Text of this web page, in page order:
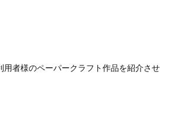
用者様のペーパークラフト作品を紹介させ